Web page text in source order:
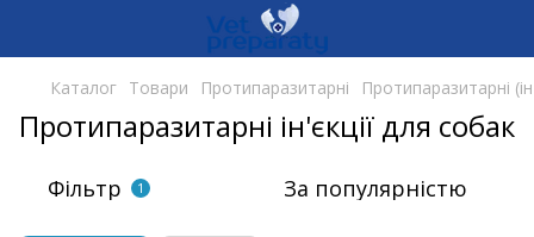
Каталог Товари Протипаразитарні Протипаразитарні
Протипаразитарні ін'єкції для собак
Фільтр 1 За популярністю